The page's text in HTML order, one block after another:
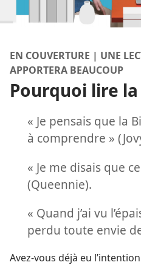
EN COUVERTURE | UNE
APPORTERA BEAUCOUP
Pourquoi lire la
« Je pensais que la
à comprendre »
« Je me disais que
(Queennie).
« Quand j’ai vu
perdu toute envie
Avez-​vous déjà eu